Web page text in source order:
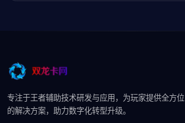
专注于王者辅助技术研发与应用，为玩家提供全方位
的解决方案，助力数字化转型升级。